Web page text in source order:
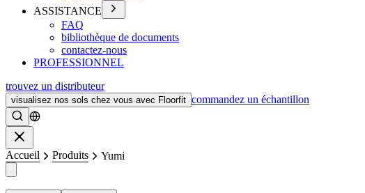
ASSISTANCE
FAQ
bibliothèque de documents
contactez-nous
PROFESSIONNEL
trouvez un distributeur
visualisez nos sols chez vous avec Floorfit commandez un échantillon
Rechercher
Accueil Produits Yumi